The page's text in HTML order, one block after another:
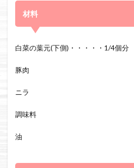
材料
白菜の葉元(下側)・・・・・1/4個分
豚肉
ニラ
調味料
油